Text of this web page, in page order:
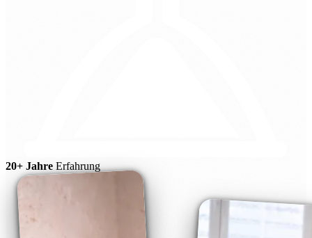
20+ Jahre Erfahrung